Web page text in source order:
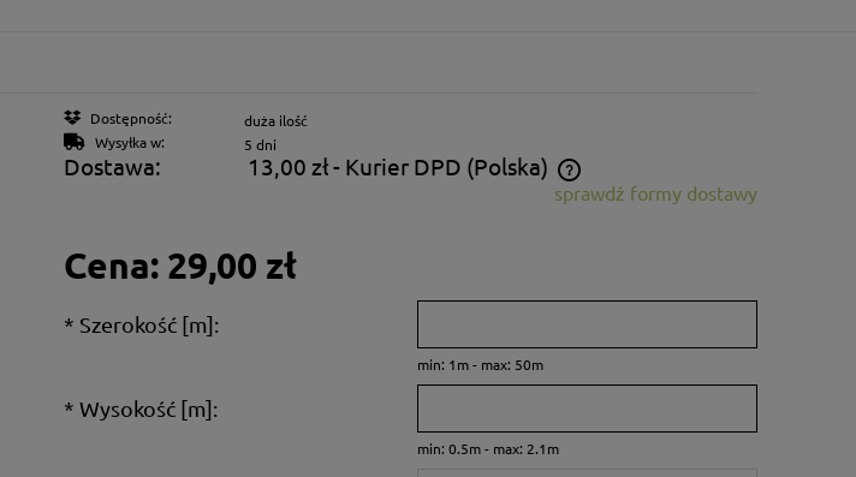
Dostępność:
duża ilość
Wysyłka w:
5 dni
Dostawa: 13,00 zł- Kurier DPD (Polska)
płatności
sprawdź formy dostawy
Cena: 29,00 zł
* Szerokość [m]:
min: 1m - max: 50m
* Wysokość [m]:
min: 0.5m - max: 2.1m